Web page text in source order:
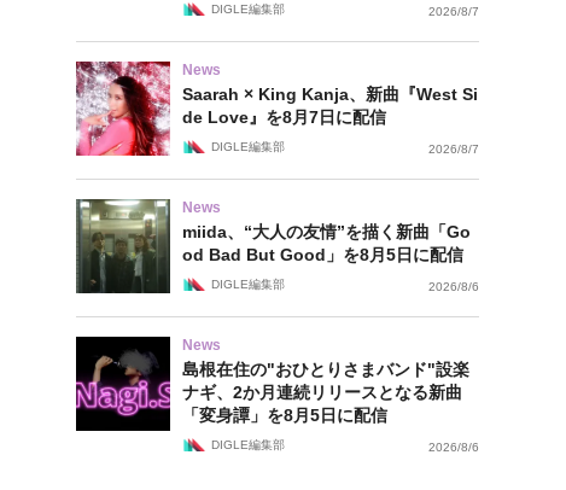
DIGLE編集部 2026/8/7
News
Saarah × King Kanja、新曲『West Si
de Love』を8月7日に配信
DIGLE編集部 2026/8/7
News
miida、“大人の友情”を描く新曲「Go
od Bad But Good」を8月5日に配信
DIGLE編集部 2026/8/6
News
島根在住の"おひとりさまバンド"設楽
ナギ、2か月連続リリースとなる新曲
「変身譚」を8月5日に配信
DIGLE編集部 2026/8/6